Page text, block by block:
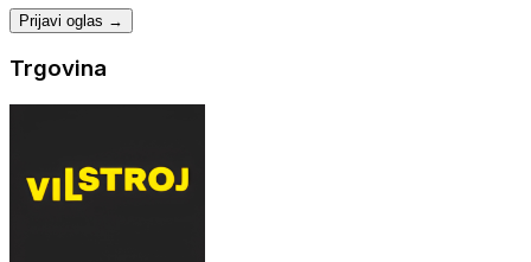
Prijavi oglas →
Trgovina